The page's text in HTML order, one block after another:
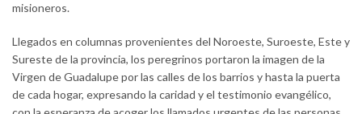
misioneros.
Llegados en columnas provenientes del Noroeste, Suroeste, Este y
Sureste de la provincia, los peregrinos portaron la imagen de la
Virgen de Guadalupe por las calles de los barrios y hasta la puerta
de cada hogar, expresando la caridad y el testimonio evangélico,